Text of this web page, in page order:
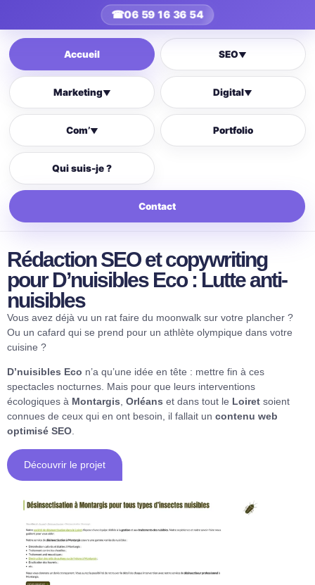
☎06 59 16 36 54
Accueil SEO▼
Marketing▼ Digital▼
Com’▼ Portfolio
Qui suis-je ?
Contact
Rédaction SEO et copywriting
pour D’nuisibles Eco : Lutte anti-
nuisibles
Vous avez déjà vu un rat faire du moonwalk sur votre plancher ?
Ou un cafard qui se prend pour un athlète olympique dans votre
cuisine ?
D’nuisibles Eco n’a qu’une idée en tête : mettre fin à ces
spectacles nocturnes. Mais pour que leurs interventions
écologiques à Montargis, Orléans et dans tout le Loiret soient
connues de ceux qui en ont besoin, il fallait un contenu web
optimisé SEO.
Découvrir le projet